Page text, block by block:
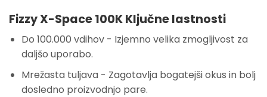
Fizzy X-Space 100K Ključne lastnosti
Do 100.000 vdihov- Izjemno velika zmogljivost za
daljšo uporabo.
Mrežasta tuljava- Zagotavlja bogatejši okus in bolj
dosledno proizvodnjo pare.